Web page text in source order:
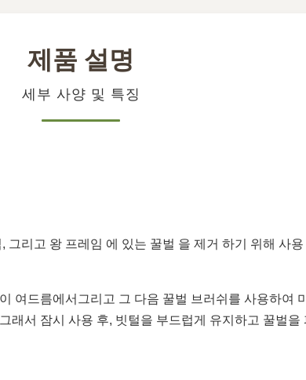
제품 설명
세부 사양 및 특징
리고 왕 프레임 에 있는 꿀벌 을 제거 하기 위해 사
여드름에서그리고 그 다음 꿀벌 브러쉬를 사용하여
서 잠시 사용 후, 빗털을 부드럽게 유지하고 꿀벌을